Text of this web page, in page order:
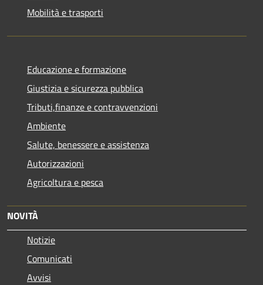
Mobilità e trasporti
Educazione e formazione
Giustizia e sicurezza pubblica
Tributi,finanze e contravvenzioni
Ambiente
Salute, benessere e assistenza
Autorizzazioni
Agricoltura e pesca
NOVITÀ
Notizie
Comunicati
Avvisi